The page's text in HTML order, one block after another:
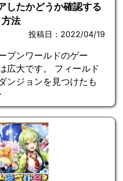
したかどうか確認する
方法
投稿日：2022/04/19
プンワールドのゲー
広大です。 フィールド
ンジョンを見つけたも